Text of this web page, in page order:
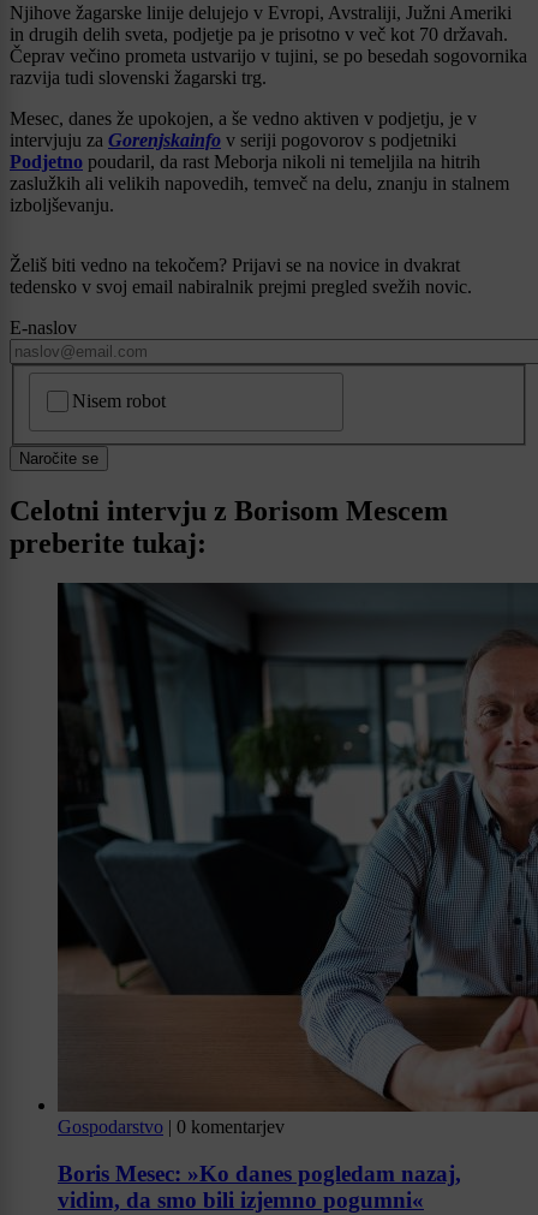
Njihove žagarske linije delujejo v Evropi, Avstraliji, Južni Ameriki
in drugih delih sveta, podjetje pa je prisotno v več kot 70 državah.
Čeprav večino prometa ustvarijo v tujini, se po besedah sogovornika
razvija tudi slovenski žagarski trg.
Mesec, danes že upokojen, a še vedno aktiven v podjetju, je v
intervjuju za Gorenjskainfo v seriji pogovorov s podjetniki
Podjetno poudaril, da rast Meborja nikoli ni temeljila na hitrih
zaslužkih ali velikih napovedih, temveč na delu, znanju in stalnem
izboljševanju.
Želiš biti vedno na tekočem? Prijavi se na novice in dvakrat
tedensko v svoj email nabiralnik prejmi pregled svežih novic.
E-naslov
Nisem robot
Naročite se
Celotni intervju z Borisom Mescem
preberite tukaj:
Gospodarstvo | 0 komentarjev
Boris Mesec: »Ko danes pogledam nazaj,
vidim, da smo bili izjemno pogumni«